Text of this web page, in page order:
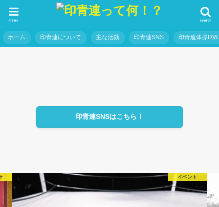
search
menu
ホーム 印青連について 主な活動 印青連SNS 印青連体操
印青連SNSはこちら！
イベント